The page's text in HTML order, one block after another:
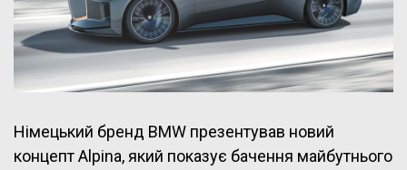
Німецький бренд BMW презентував новий
концепт Alpina, який показує бачення майбутнього